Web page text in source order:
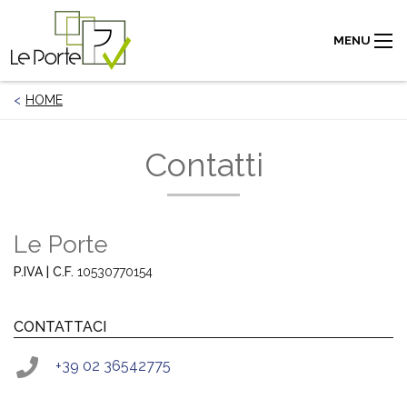
MENU
HOME
Contatti
Le Porte
P.IVA | C.F. 10530770154
CONTATTACI
+39 02 36542775